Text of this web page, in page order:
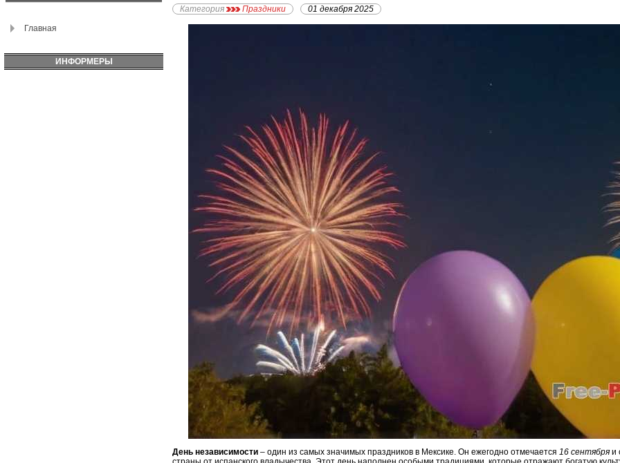
Главная
ИНФОРМЕРЫ
Категория Праздники 01 декабря 2025
День независимости – один из самых значимых праздников в Мексике. Он ежегодно отмечается 16 сентября и